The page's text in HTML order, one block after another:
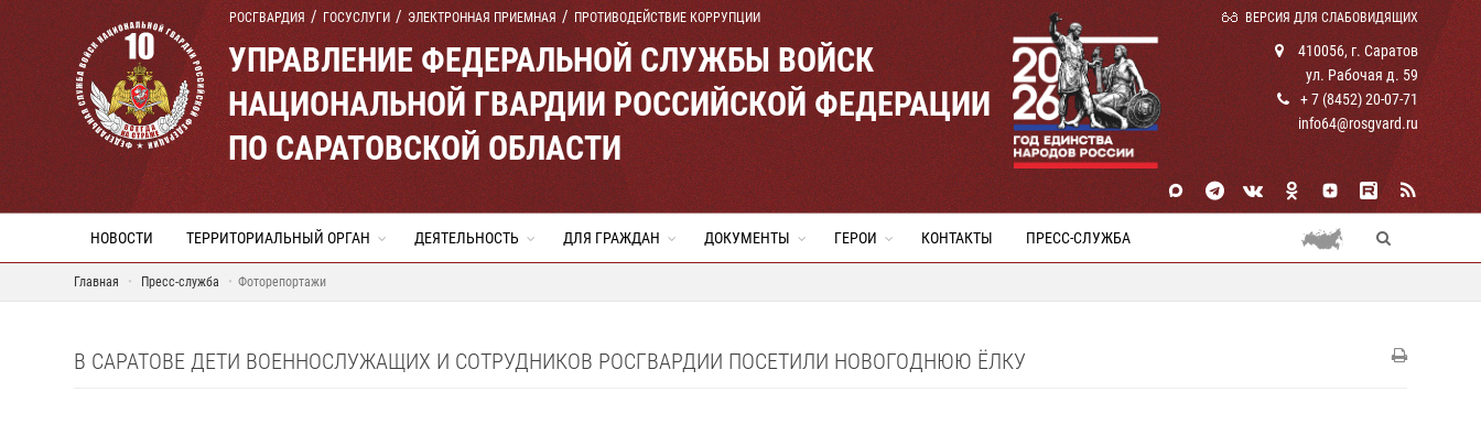
РОСГВАРДИЯ ГОСУСЛУГИ ЭЛЕКТРОННАЯ ПРИЕМНАЯ ПРОТИВОДЕЙСТВИЕ КОРРУПЦИИ ВЕРСИЯ ДЛЯ СЛАБОВИДЯЩИХ
УПРАВЛЕНИЕ ФЕДЕРАЛЬНОЙ СЛУЖБЫ ВОЙСК
НАЦИОНАЛЬНОЙ ГВАРДИИ РОССИЙСКОЙ ФЕДЕРАЦИИ
ПО САРАТОВСКОЙ ОБЛАСТИ
410056, г. Саратов
ул. Рабочая д. 59
+ 7 (8452) 20-07-71
info64@rosgvard.ru
НОВОСТИ ТЕРРИТОРИАЛЬНЫЙ ОРГАН ДЕЯТЕЛЬНОСТЬ ДЛЯ ГРАЖДАН ДОКУМЕНТЫ ГЕРОИ КОНТАКТЫ ПРЕСС-СЛУЖБА
Главная Пресс-служба Фоторепортажи
В САРАТОВЕ ДЕТИ ВОЕННОСЛУЖАЩИХ И СОТРУДНИКОВ РОСГВАРДИИ ПОСЕТИЛИ НОВОГОДНЮЮ ЁЛКУ